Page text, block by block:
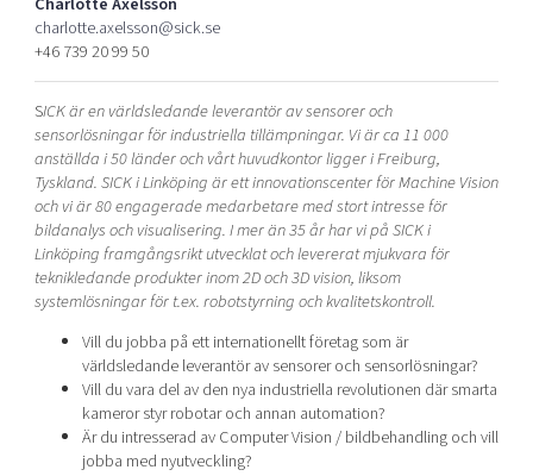
Shaping cities and regions
Bright East
East Sweden Tech Women
Reversed mentorship
Current offers and activities
Upscaling
Talent & skills
Startup & industry collaboration
Offers to boost your business
Funding opportunities
Our community of companies
Projects
Publications
Project toolbox
Our clusters
Reach out to us
Locations
Today's lunch in Mjärdevi
charlotte.axelsson@sick.se
+46 739 20 99 50
SICK är en världsledande leverantör av sensorer och
sensorlösningar för industriella tillämpningar. Vi är ca 11 000
anställda i 50 länder och vårt huvudkontor ligger i Freiburg,
Tyskland. SICK i Linköping är ett innovationscenter för Machine Vision
och vi är 80 engagerade medarbetare med stort intresse för
bildanalys och visualisering. I mer än 35 år har vi på SICK i
Linköping framgångsrikt utvecklat och levererat mjukvara för
teknikledande produkter inom 2D och 3D vision, liksom
systemlösningar för t.ex. robotstyrning och kvalitetskontroll.
Vill du jobba på ett internationellt företag som är
världsledande leverantör av sensorer och sensorlösningar?
Vill du vara del av den nya industriella revolutionen där smarta
kameror styr robotar och annan automation?
Är du intresserad av Computer Vision / bildbehandling och vill
jobba med nyutveckling?